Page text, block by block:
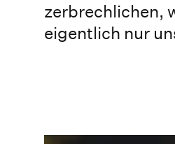
zerbrechlichen,
eigentlich nur